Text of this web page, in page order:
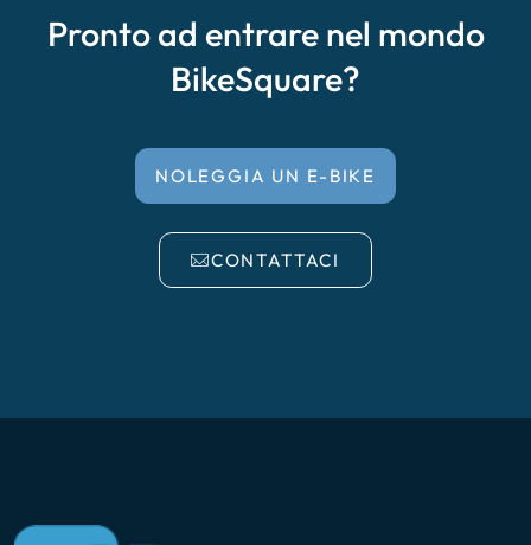
Pronto ad entrare nel mondo
BikeSquare?
NOLEGGIA UN E-BIKE
CONTATTACI